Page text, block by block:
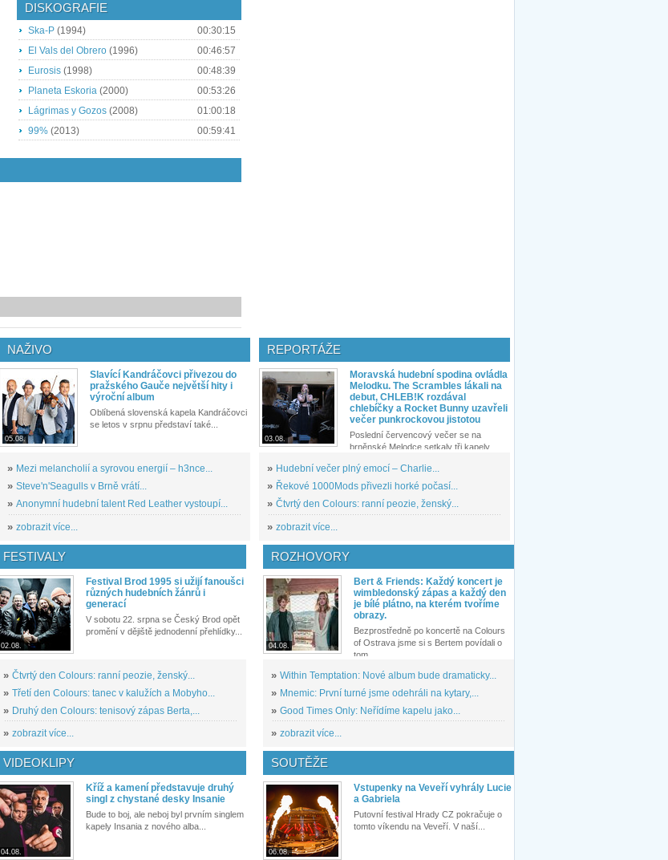
DISKOGRAFIE
Ska-P (1994)
00:30:15
El Vals del Obrero (1996)
00:46:57
Eurosis (1998)
00:48:39
Planeta Eskoria (2000)
00:53:26
Lágrimas y Gozos (2008)
01:00:18
99% (2013) 00:59:41
NAŽIVO
05.08.
Slavící Kandráčovci přivezou do
pražského Gauče největší hity i
výroční album
Oblíbená slovenská kapela Kandráčovci
se letos v srpnu představí také...
» Mezi melancholií a syrovou energií – h3nce...
» Steve'n'Seagulls v Brně vrátí...
» Anonymní hudební talent Red Leather vystoupí...
» zobrazit více...
REPORTÁŽE
03.08.
Moravská hudební spodina ovládla
Melodku. The Scrambles lákali na
debut, CHLEB!K rozdával
chlebíčky a Rocket Bunny uzavřeli
večer punkrockovou jistotou
Poslední červencový večer se na
brněnské Melodce setkaly tři kapely...
» Hudební večer plný emocí – Charlie...
» Řekové 1000Mods přivezli horké počasí...
» Čtvrtý den Colours: ranní peozie, ženský...
» zobrazit více...
FESTIVALY
02.08.
Festival Brod 1995 si užijí fanoušci
různých hudebních žánrů i
generací
V sobotu 22. srpna se Český Brod opět
promění v dějiště jednodenní přehlídky...
» Čtvrtý den Colours: ranní peozie, ženský...
» Třetí den Colours: tanec v kalužích a Mobyho...
» Druhý den Colours: tenisový zápas Berta,...
» zobrazit více...
ROZHOVORY
04.08.
Bert & Friends: Každý koncert je
wimbledonský zápas a každý den
je bílé plátno, na kterém tvoříme
obrazy.
Bezprostředně po koncertě na Colours
of Ostrava jsme si s Bertem povídali o
tom,...
» Within Temptation: Nové album bude dramaticky...
» Mnemic: První turné jsme odehráli na kytary,...
» Good Times Only: Neřídíme kapelu jako...
» zobrazit více...
VIDEOKLIPY
04.08.
Kříž a kamení představuje druhý
singl z chystané desky Insanie
Bude to boj, ale neboj byl prvním singlem
kapely Insania z nového alba...
SOUTĚŽE
06.08.
Vstupenky na Veveří vyhrály Lucie
a Gabriela
Putovní festival Hrady CZ pokračuje o
tomto víkendu na Veveří. V naší...